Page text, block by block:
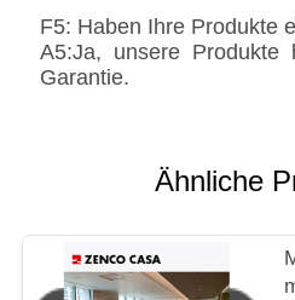
F5: Haben Ihre Produkte
A5:Ja, unsere Produkte
Garantie.
Ähnliche